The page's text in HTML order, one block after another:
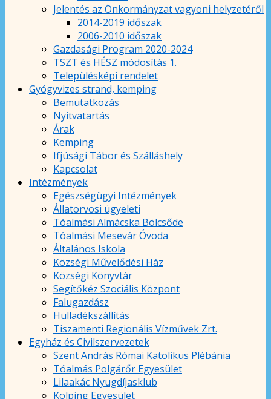
Jelentés az Önkormányzat vagyoni helyzetéről
2014-2019 időszak
2006-2010 időszak
Gazdasági Program 2020-2024
TSZT és HÉSZ módosítás 1.
Településképi rendelet
Gyógyvizes strand, kemping
Bemutatkozás
Nyitvatartás
Árak
Kemping
Ifjúsági Tábor és Szálláshely
Kapcsolat
Intézmények
Egészségügyi Intézmények
Állatorvosi ügyeleti
Tóalmási Almácska Bölcsőde
Tóalmási Mesevár Óvoda
Általános Iskola
Községi Művelődési Ház
Községi Könyvtár
Segítőkéz Szociális Központ
Falugazdász
Hulladékszállítás
Tiszamenti Regionális Vízművek Zrt.
Egyház és Civilszervezetek
Szent András Római Katolikus Plébánia
Tóalmás Polgárőr Egyesület
Lilaakác Nyugdíjasklub
Kolping Egyesület